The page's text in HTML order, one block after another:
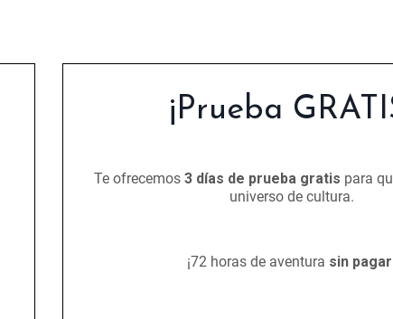
¡Prueba
Te ofrecemos 3 días de prueba gratis para
universo de cultura.
¡72 horas de aventura sin pagar